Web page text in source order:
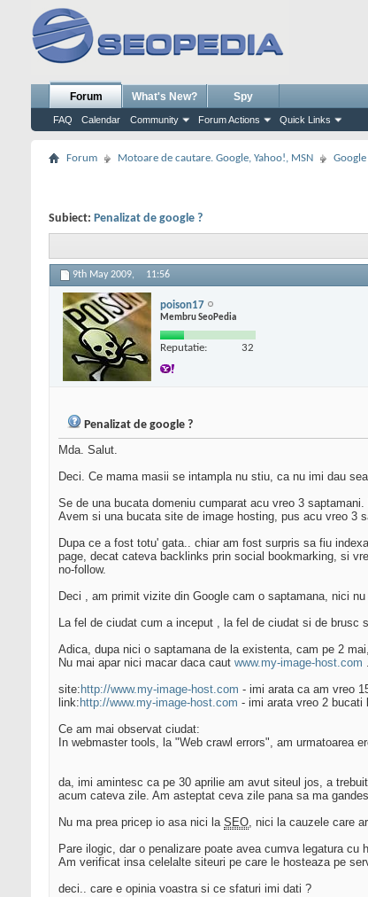
Forum
FAQ Calendar Community Forum Actions Quick Links
What's New? Spy
Forum Motoare de cautare. Google, Yahoo!, MSN Google
Subiect: Penalizat de google ?
9th May 2009, 11:56
poison17
Membru SeoPedia
Reputatie: 32
Penalizat de google ?
Mda. Salut.
Deci. Ce mama masii se intampla nu stiu, ca nu imi dau
Se de una bucata domeniu cumparat acu vreo 3
Avem si una bucata site de image hosting, pus acu vreo 3
Dupa ce a fost totu' gata.. chiar am fost surpris sa fiu
page, decat cateva backlinks prin social bookmarking, si
no-follow.
Deci , am primit vizite din Google cam o saptamana, nici
La fel de ciudat cum a inceput , la fel de ciudat si de brusc
Adica, dupa nici o saptamana de la existenta, cam pe 2
Nu mai apar nici macar daca caut www.my-image-host.com
site: http://www.my-image-host.com - imi arata ca am vreo
link: http://www.my-image-host.com - imi arata vreo 2 bucati
Ce am mai observat ciudat:
In webmaster tools, la "Web crawl errors", am urmatoarea
da, imi amintesc ca pe 30 aprilie am avut siteul jos, a
acum cateva zile. Am asteptat ceva zile pana sa ma
Nu ma prea pricep io asa nici la SEO, nici la cauzele care
Pare ilogic, dar o penalizare poate avea cumva legatura
Am verificat insa celelalte siteuri pe care le hosteaza pe
deci.. care e opinia voastra si ce sfaturi imi dati ?